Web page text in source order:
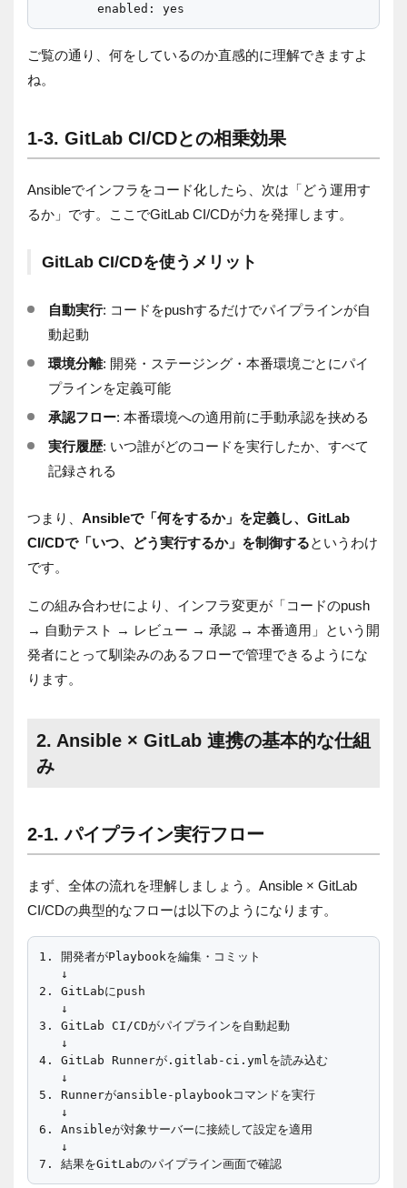
ご覧の通り、何をしているのか直感的に理解できますよ
ね。
1-3. GitLab CI/CDとの相乗効果
Ansibleでインフラをコード化したら、次は「どう運用す
るか」です。ここでGitLab CI/CDが力を発揮します。
GitLab CI/CDを使うメリット
自動実行: コードをpushするだけでパイプラインが自
動起動
環境分離: 開発・ステージング・本番環境ごとにパイ
プラインを定義可能
承認フロー: 本番環境への適用前に手動承認を挟める
実行履歴: いつ誰がどのコードを実行したか、すべて
記録される
つまり、 Ansibleで「何をするか」を定義し、GitLab
CI/CDで「いつ、どう実行するか」を制御するというわけ
です。
この組み合わせにより、インフラ変更が「コードのpush
→ 自動テスト → レビュー → 承認 → 本番適用」という開
発者にとって馴染みのあるフローで管理できるようにな
ります。
2. Ansible × GitLab 連携の基本的な仕組
み
2-1. パイプライン実行フロー
まず、全体の流れを理解しましょう。Ansible × GitLab
CI/CDの典型的なフローは以下のようになります。
1. 開発者がPlaybookを編集・コミット
   ↓
2. GitLabにpush
   ↓
3. GitLab CI/CDがパイプラインを自動起動
   ↓
4. GitLab Runnerが.gitlab-ci.ymlを読み込む
   ↓
5. Runnerがansible-playbookコマンドを実行
   ↓
6. Ansibleが対象サーバーに接続して設定を適用
   ↓